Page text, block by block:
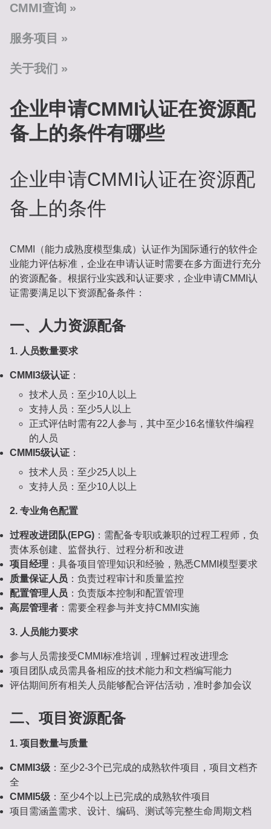
CMMI查询
服务项目
关于我们
企业申请CMMI认证在资源配
备上的条件有哪些
企业申请CMMI认证在资源配
备上的条件
CMMI（能力成熟度模型集成）认证作为国际通行的软件企
业能力评估标准，企业在申请认证时需要在多方面进行充分
的资源配备。根据行业实践和认证要求，企业申请CMMI认
证需要满足以下资源配备条件：
一、人力资源配备
1. 人员数量要求
CMMI3级认证 ：
技术人员：至少10人以上
支持人员：至少5人以上
正式评估时需有22人参与，其中至少16名懂软件编程
的人员
CMMI5级认证 ：
技术人员：至少25人以上
支持人员：至少10人以上
2. 专业角色配置
过程改进团队(EPG) ：需配备专职或兼职的过程工程师，负
责体系创建、监督执行、过程分析和改进
项目经理 ：具备项目管理知识和经验，熟悉CMMI模型要求
质量保证人员 ：负责过程审计和质量监控
配置管理人员 ：负责版本控制和配置管理
高层管理者 ：需要全程参与并支持CMMI实施
3. 人员能力要求
参与人员需接受CMMI标准培训，理解过程改进理念
项目团队成员需具备相应的技术能力和文档编写能力
评估期间所有相关人员能够配合评估活动，准时参加会议
二、项目资源配备
1. 项目数量与质量
CMMI3级 ：至少2-3个已完成的成熟软件项目，项目文档齐
全
CMMI5级 ：至少4个以上已完成的成熟软件项目
项目需涵盖需求、设计、编码、测试等完整生命周期文档